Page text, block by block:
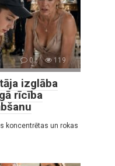
0 119
izglāba
rīcība
koncentrētas un rokas